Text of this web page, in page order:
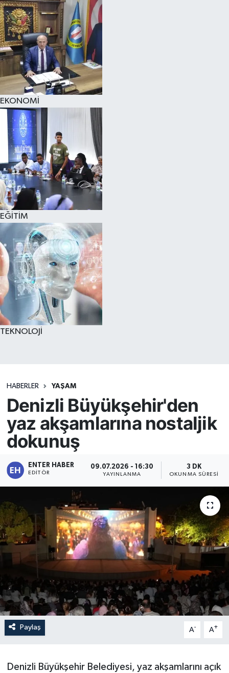
EKONOMİ
EĞİTİM
TEKNOLOJİ
HABERLER YAŞAM
Denizli Büyükşehir'den
yaz akşamlarına nostaljik
dokunuş
ENTER HABER
EDITÖR
09.07.2026 - 16:30
YAYINLANMA
3 DK
OKUNMA SÜRESI
Paylaş A- A+
Denizli Büyükşehir Belediyesi, yaz akşamlarını açık